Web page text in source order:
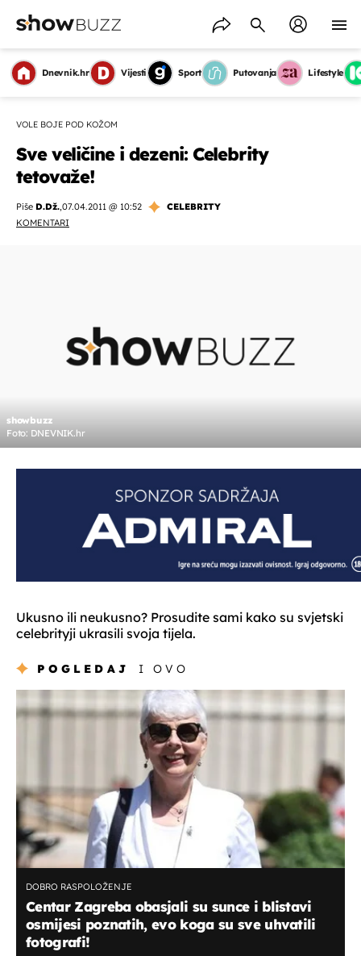
Dnevnik.hr Vijesti Sport Putovanja Lifestyle
VOLE BOJE POD KOŽOM
Sve veličine i dezeni: Celebrity
tetovaže!
Piše D.Dž.,07.04.2011 @ 10:52
CELEBRITY
KOMENTARI
showbuzz
Foto: DNEVNIK.hr
Ukusno ili neukusno? Prosudite sami kako su svjetski
celebrityji ukrasili svoja tijela.
POGLEDAJ I OVO
DOBRO RASPOLOŽENJE
Centar Zagreba obasjali su sunce i blistavi
osmijesi poznatih, evo koga su sve uhvatili
fotografi!